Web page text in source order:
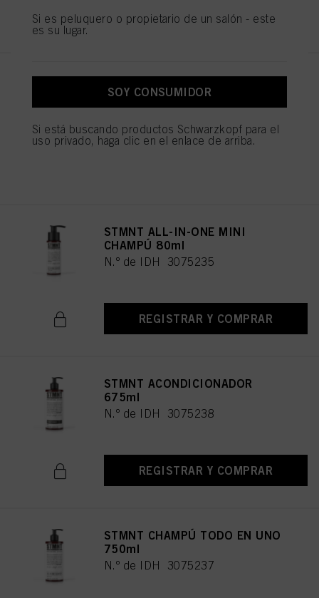
REGISTRAR Y COMPRAR
STMNT HAIR & BODY
CLEANSING BAR 125g
N.º de IDH 3066764
STMNT ALL-IN-ONE MINI
CHAMPÚ 80ml
N.º de IDH 3075235
REGISTRAR Y COMPRAR
STMNT ACONDICIONADOR
675ml
N.º de IDH 3075238
REGISTRAR Y COMPRAR
STMNT CHAMPÚ TODO EN UNO
750ml
N.º de IDH 3075237
Si es peluquero o propietario de un salón - este
es su lugar.
SOY CONSUMIDOR
Si está buscando productos Schwarzkopf para el
uso privado, haga clic en el enlace de arriba.
acepta el uso de cookies, así como el tratamiento de sus datos personales
para todos los fines antes mencionados. Si hace clic en "Rechazar", soólo se